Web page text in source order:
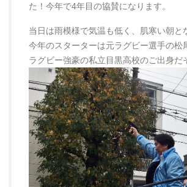
た！今年で4年目の協賛になります。
当日は雨模様で気温も低く、肌寒い朝と
今年のスターターは元ラグビー選手の松
ラグビー強豪の私立目黒高校のご出身だ